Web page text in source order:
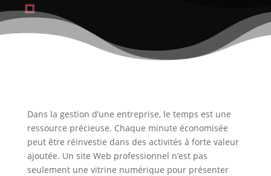
Dans la gestion d’une entreprise, le temps est une
ressource précieuse. Chaque minute économisée
peut être réinvestie dans des activités à forte valeur
ajoutée. Un site Web professionnel n’est pas
seulement une vitrine numérique pour présenter